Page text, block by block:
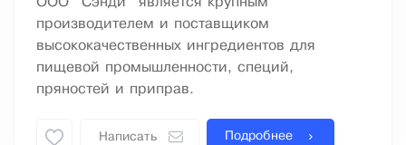
производителем и поставщиком
высококачественных ингредиентов для
пищевой промышленности, специй,
пряностей и приправ.
Написать Подробнее